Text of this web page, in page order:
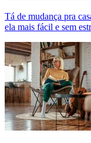
Tá de mudança pra
ela mais fácil e sem